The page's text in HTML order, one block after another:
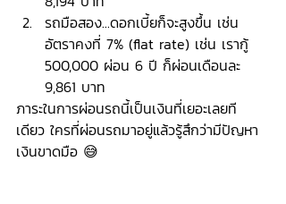
รถมือสอง...ดอกเบี้ยก็จะสูงขึ้น เช่น
อัตราคงที่ 7% (flat rate) เช่น เรากู้
500,000 ผ่อน 6 ปี ก็ผ่อนเดือนละ
9,861 บาท
ภาระในการผ่อนรถนี้เป็นเงินที่เยอะเลยที
เดียว ใครที่ผ่อนรถมาอยู่แล้วรู้สึกว่ามีปัญหา
เงินขาดมือ 😅